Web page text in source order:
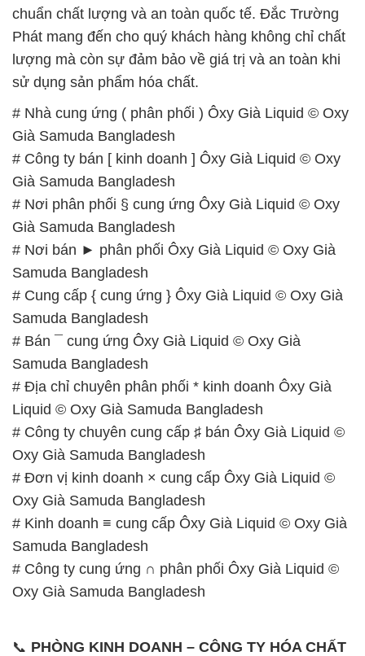
chuẩn chất lượng và an toàn quốc tế. Đắc Trường
Phát mang đến cho quý khách hàng không chỉ chất
lượng mà còn sự đảm bảo về giá trị và an toàn khi
sử dụng sản phẩm hóa chất.
# Nhà cung ứng ( phân phối ) Ôxy Già Liquid © Oxy
Già Samuda Bangladesh
# Công ty bán [ kinh doanh ] Ôxy Già Liquid © Oxy
Già Samuda Bangladesh
# Nơi phân phối § cung ứng Ôxy Già Liquid © Oxy
Già Samuda Bangladesh
# Nơi bán ► phân phối Ôxy Già Liquid © Oxy Già
Samuda Bangladesh
# Cung cấp { cung ứng } Ôxy Già Liquid © Oxy Già
Samuda Bangladesh
# Bán ¯ cung ứng Ôxy Già Liquid © Oxy Già
Samuda Bangladesh
# Địa chỉ chuyên phân phối * kinh doanh Ôxy Già
Liquid © Oxy Già Samuda Bangladesh
# Công ty chuyên cung cấp ♯ bán Ôxy Già Liquid ©
Oxy Già Samuda Bangladesh
# Đơn vị kinh doanh × cung cấp Ôxy Già Liquid ©
Oxy Già Samuda Bangladesh
# Kinh doanh ≡ cung cấp Ôxy Già Liquid © Oxy Già
Samuda Bangladesh
# Công ty cung ứng ∩ phân phối Ôxy Già Liquid ©
Oxy Già Samuda Bangladesh
📞 PHÒNG KINH DOANH – CÔNG TY HÓA CHẤT